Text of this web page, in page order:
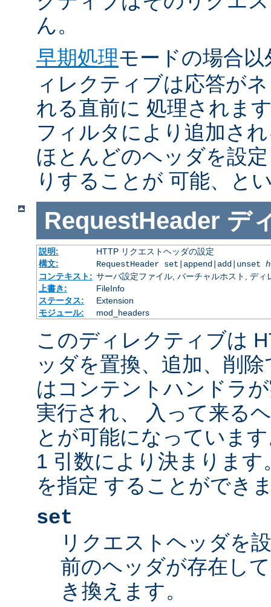
ん。
早期処理モードの場合
ィレクティブは応答が
れる直前に 処理されま
フィルタにより追加さ
ほとんどのヘッダを設
りすることが 可能、と
RequestHeader デ
説明:
HTTP リクエストヘッダの設定
構文:
RequestHeader set|append|add|unset
コンテキスト: サーバ設定ファイル, バーチャルホスト, ディ
上書き:
FileInfo
ステータス:
Extension
モジュール:
mod_headers
このディレクティブは
ッダを置換、追加、削
はコンテントハンドラ
実行され、 入って来る
とが可能になっていま
1 引数により決まりま
を指定 することができ
set
リクエストヘッダを
前のヘッダが存在し
き換えます。